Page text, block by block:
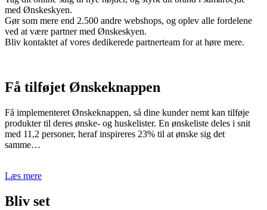
med Ønskeskyen.
Gør som mere end 2.500 andre webshops, og oplev alle fordelene
ved at være partner med Ønskeskyen.
Bliv kontaktet af vores dedikerede partnerteam for at høre mere.
Få tilføjet Ønskeknappen
Få implementeret Ønskeknappen, så dine kunder nemt kan tilføje
produkter til deres ønske- og huskelister. En ønskeliste deles i snit
med 11,2 personer, heraf inspireres 23% til at ønske sig det
samme…
Læs mere
Bliv set